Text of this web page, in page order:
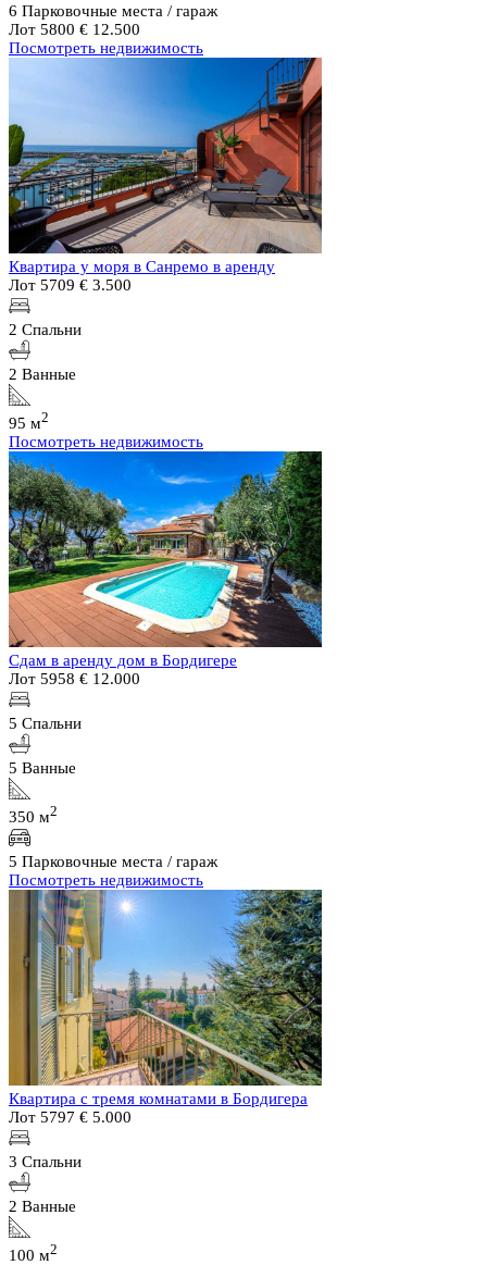
6 Парковочные места / гараж
Лот 5800 € 12.500
Посмотреть недвижимость
Квартира у моря в Санремо в аренду
Лот 5709 € 3.500
2 Спальни
2 Ванные
95 м2
Посмотреть недвижимость
Сдам в аренду дом в Бордигере
Лот 5958 € 12.000
5 Спальни
5 Ванные
350 м2
5 Парковочные места / гараж
Посмотреть недвижимость
Квартира с тремя комнатами в Бордигера
Лот 5797 € 5.000
3 Спальни
2 Ванные
100 м2